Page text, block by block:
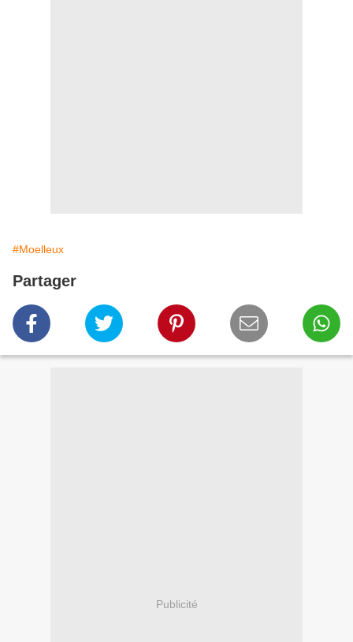
#Moelleux
Partager
Publicité